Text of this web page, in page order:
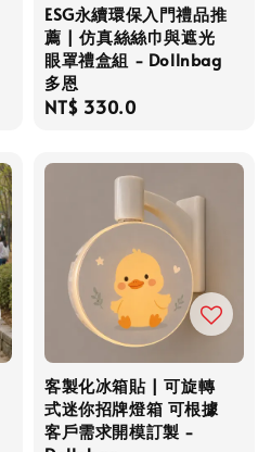
ESG永續環保入門禮品推
薦 | 仿真絲絲巾與遮光
眼罩禮盒組 - Dollnbag
多恩
Regular
NT$ 330.0
客製化冰箱貼 | 可旋轉
式迷你招牌燈箱 可根據
客戶需求開模訂製 -